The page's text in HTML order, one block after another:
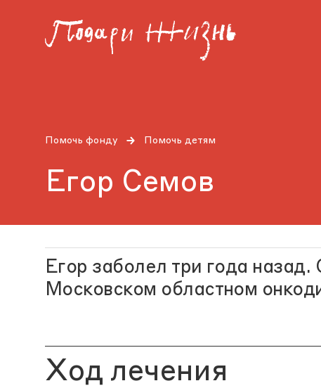
Помочь фонду Помочь детям
Егор Семов
Егор заболел три года
Московском областном
Ход лечения